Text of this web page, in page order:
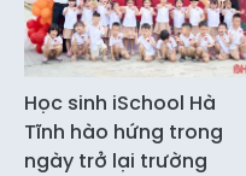
Học sinh iSchool Hà
Tĩnh hào hứng trong
ngày trở lại trường